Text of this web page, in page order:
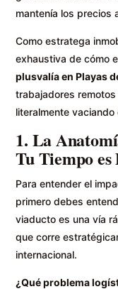
mantenía los precios
Como estratega
exhaustiva de cómo
plusvalía en Playas
trabajadores
literalmente
1. La
Tu Tiempo
Para entender el
primero debes
viaducto es una vía
que corre
internacional.
¿Qué problema